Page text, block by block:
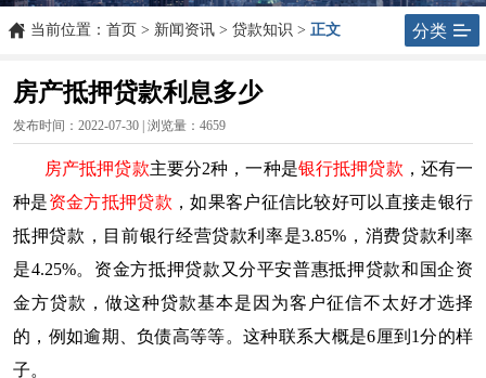
分类 
 当前位置： 首页 > 新闻资讯 > 贷款知识 > 正文
房产抵押贷款利息多少
发布时间：2022-07-30 | 浏览量：4659
房产抵押贷款主要分2种，一种是银行抵押贷款 ，还有一
种是资金方抵押贷款 ，如果客户征信比较好可以直接走银行
抵押贷款，目前银行经营贷款利率是3.85%，消费贷款利率
是4.25%。资金方抵押贷款又分平安普惠抵押贷款和国企资
金方贷款，做这种贷款基本是因为客户征信不太好才选择
的，例如逾期、负债高等等。这种联系大概是6厘到1分的样
子。